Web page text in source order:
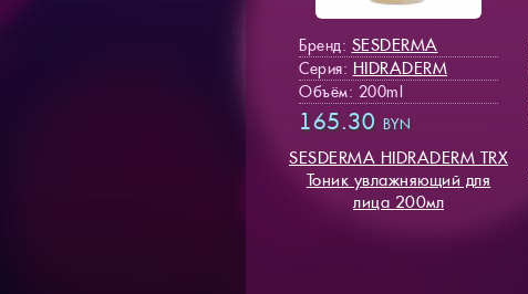
Бренд: SESDERMA
Серия: HIDRADERM
Объём: 200ml
165.30 BYN
SESDERMA HIDRADERM TRX
Тоник увлажняющий для
лица 200мл